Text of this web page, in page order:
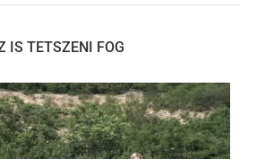
IS TETSZENI FOG